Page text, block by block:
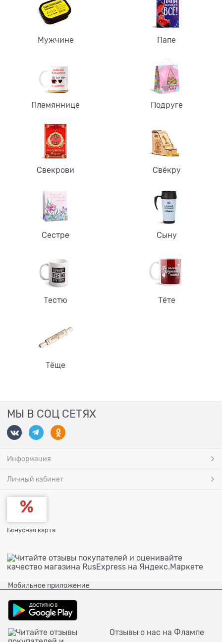
Мужчине Папе
Племяннице Подруге
Свекрови Свёкру
Сестре Сыну
Тестю Тёте
Тёще
МЫ В СОЦ СЕТЯХ
Информация
Личный кабинет
Бонусная карта
Мобильное приложение
Отзывы о нас на Флампе